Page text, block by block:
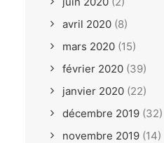
avril 2020 (8)
mars 2020 (15)
février 2020 (39)
janvier 2020 (22)
décembre 2019 (32)
novembre 2019 (14)